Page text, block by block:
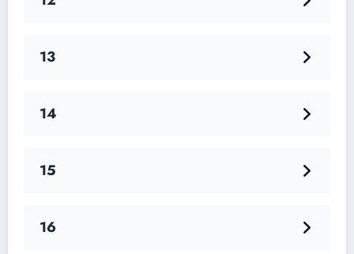
13
14
15
16